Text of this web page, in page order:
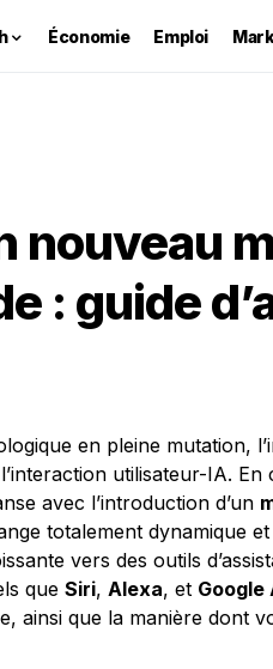
Économie Emploi
nouveau
: guide
en pleine mutation,
utilisateur-IA.
avec l’introduction d’un
totalement dynamique
vers des outils
que Siri, Alexa, et
ainsi que la manière dont